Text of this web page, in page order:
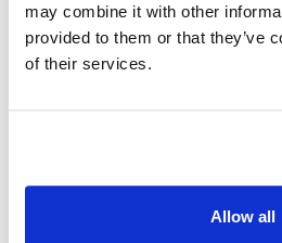
may combine it with other
provided to them or that they’ve
of their services.
Allow all